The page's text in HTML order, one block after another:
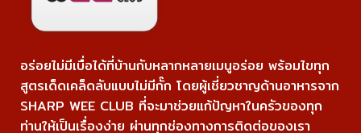
อร่อยไม่มีเบื่อได้ที่บ้านกับหลากหลายเมนูอร่อย พร้อมไขทุก
สูตรเด็ดเคล็ดลับแบบไม่มีกั๊ก โดยผู้เชี่ยวชาญด้านอาหารจาก
SHARP WEE CLUB ที่จะมาช่วยแก้ปัญหาในครัวของทุก
ท่านให้เป็นเรื่องง่าย ผ่านทุกช่องทางการติดต่อของเรา